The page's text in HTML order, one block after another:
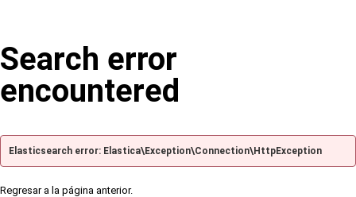
Search error
encountered
Elasticsearch error: Elastica\Exception\Connection\HttpException
Regresar a la página anterior.